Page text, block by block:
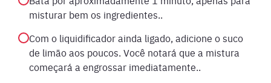
misturar bem os ingredientes..
Com o liquidificador ainda ligado, adicione o suco
de limão aos poucos. Você notará que a mistura
começará a engrossar imediatamente..